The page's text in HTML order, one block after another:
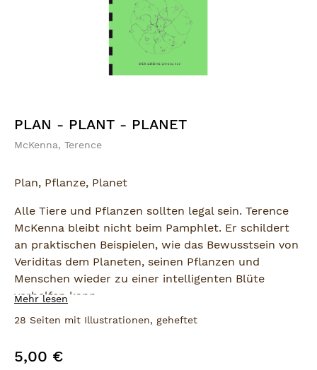
PLAN - PLANT - PLANET
McKenna, Terence
Plan, Pflanze, Planet
Alle Tiere und Pflanzen sollten legal sein. Terence
McKenna bleibt nicht beim Pamphlet. Er schildert
an praktischen Beispielen, wie das Bewusstsein von
Veriditas dem Planeten, seinen Pflanzen und
Menschen wieder zu einer intelligenten Blüte
verhelfen kann.
Das (psychoaktive) BioManifest der `90er
Mehr lesen
28 Seiten mit Illustrationen, geheftet
Regulärer Preis:
5,00 €